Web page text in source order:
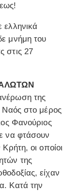
μνήμη του
στις 27
της
Ναός στο μέρος
Φανούριος
να φτάσουν
οι οποίοι
της
είχαν
Κατά την